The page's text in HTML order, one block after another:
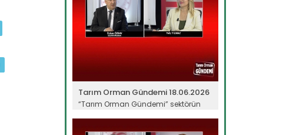
Tarım Orman Gündemi 18.06.2026
“Tarım Orman Gündemi” sektörün